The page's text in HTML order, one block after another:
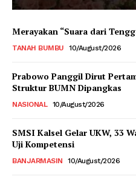
Merayakan “Suara dari
TANAH BUMBU 10/August/2026
Prabowo Panggil Dirut
Struktur BUMN Dipangkas
NASIONAL 10/August/2026
SMSI Kalsel Gelar UKW, 33
Uji Kompetensi
BANJARMASIN 10/August/2026